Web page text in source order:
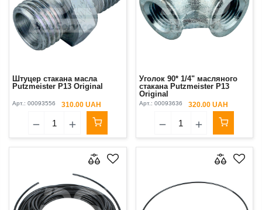
Штуцер стакана масла
Putzmeister P13 Original
Арт.: 00093556 310.00 UAH
Уголок 90* 1/4" масляного
стакана Putzmeister P13
Original
Арт.: 00093636 320.00 UAH